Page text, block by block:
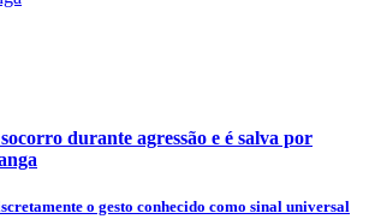
durante agressão e é salva por
o gesto conhecido como sinal universal